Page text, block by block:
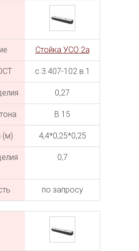
Стойка УСО 2а
с.3.407-102 в.1
0,27
В 15
(м) 4,4*0,25*0,25
0,7
по запросу